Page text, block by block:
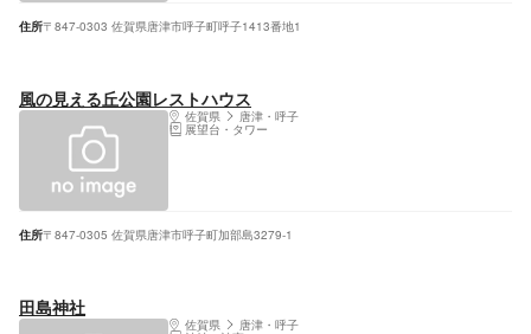
住所〒847-0303 佐賀県唐津市呼子町呼子1413番地1
風の見える丘公園レストハウス
佐賀県 唐津・呼子
展望台・タワー
住所〒847-0305 佐賀県唐津市呼子町加部島3279-1
田島神社
佐賀県 唐津・呼子